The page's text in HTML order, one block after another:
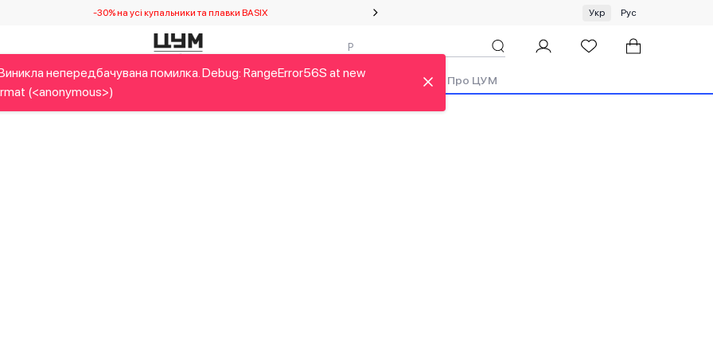
-30% на усі купальники та плавки BASIX Спеціальна пропозиція на одяг та хустки ЦУМ by GUNIA
Укр Рус
Home&Gifts Українські дизайнери Краса Бренди Аутлет Про ЦУМ
непередбачувана помилка. Debug: RangeError56S at new
(<anonymous>)